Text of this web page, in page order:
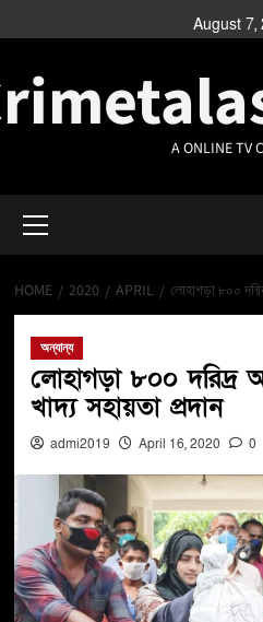
August 7,
A ONLINE TV
HOME 2020 APRIL লোহাগড়া ৮০০
অন্যান্য
লোহাগড়া ৮০০ দরিদ্র
খাদ্য সহায়তা প্রদান
admi2019 April 16, 2020 0